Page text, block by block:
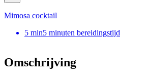
Mimosa cocktail
5 min5 minuten bereidingstijd
Omschrijving